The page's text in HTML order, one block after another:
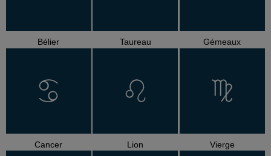
Bélier Taureau Gémeaux
Cancer Lion Vierge